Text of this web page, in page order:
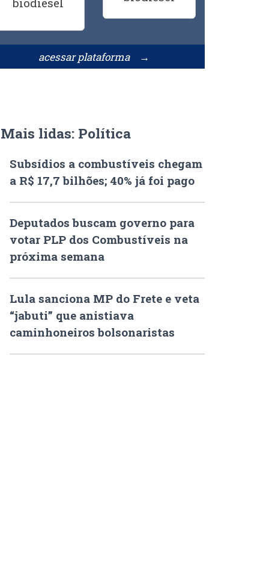
acessar plataforma →
Mais lidas: Política
Subsídios a combustíveis chegam
a R$ 17,7 bilhões; 40% já foi pago
Deputados buscam governo para
votar PLP dos Combustíveis na
próxima semana
Lula sanciona MP do Frete e veta
“jabuti” que anistiava
caminhoneiros bolsonaristas